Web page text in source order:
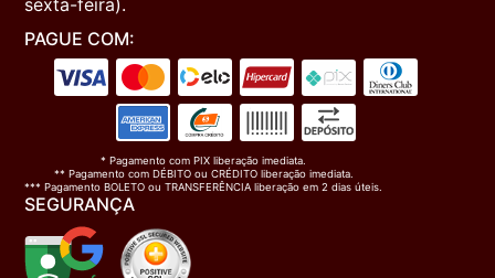
sexta-feira).
PAGUE COM:
* Pagamento com PIX liberação imediata.
** Pagamento com DÉBITO ou CRÉDITO liberação imediata.
*** Pagamento BOLETO ou TRANSFERÊNCIA liberação em 2 dias úteis.
SEGURANÇA